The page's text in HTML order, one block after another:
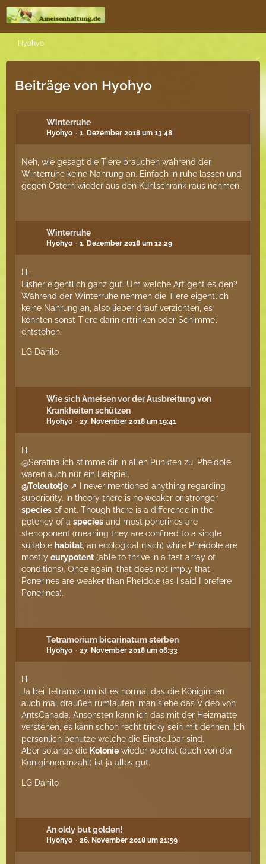
Hyohyo
Beiträge von Hyohyo
Winterruhe
Hyohyo 1. Dezember 2018 um 13:48
Neh, wie gesagt die Tiere brauchen während der
Winterruhe keine Nahrung an. Einfach in ruhe lassen und
gegen Ostern wieder aus den Kühlschrank raus nehmen.
Winterruhe
Hyohyo 1. Dezember 2018 um 12:29
Hi,
Bisher eigentlich ganz gut. Um welche Art geht es den?
Während der Winterruhe nehmen die Tiere eigentlich
keine Nahrung an, also lieber drauf verzichten, es
könnten sonst Tiere darin ertrinken oder Schimmel
entstehen.
LG Danilo
Wie sich Ameisen vor der Ausbreitung von
Krankheiten schützen
Hyohyo 27. November 2018 um 19:41
Hi,
@Serafina ich stimme dir in allen Punkten zu, Pheidole
waren auch nur ein Beispiel.
@Teleutotje
I never mentioned anything regarding
superiority. In theory there is no weaker or stronger
species of ant. Though there is a difference in the
potency of a species and most ponerines are
stenoponent (meaning they are confined to a single
suitable habitat , an ecological nisch) while Pheidole are
mostly eurypotent (able to thrive in a fast array of
conditions). Once again, that does not imply that
Ponerines are weaker than Pheidole (as I said I prefere
Ponerines).
Tetramorium bicarinatum sterben
Hyohyo 27. November 2018 um 06:33
Hi,
Ja bei Tetramorium ist es normal das die Königinnen
auch mal draußen rumlaufen, man siehe das Video von
AntsCanada. Ansonsten kann ich das mit der Heizmatte
verstehen, es kann schon recht tricky sein mit dennen. Ich
persönlich benutze welche die Einstellbar sind.
Aber solange die Kolonie wieder wächst (auch von der
Königinnenanzahl) ist ja alles gut.
LG Danilo
An oldy but golden!
Hyohyo 26. November 2018 um 21:59